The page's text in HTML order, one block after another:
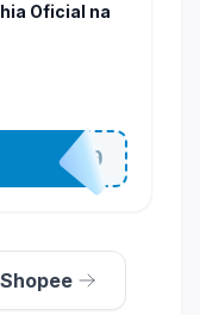
Oficial na